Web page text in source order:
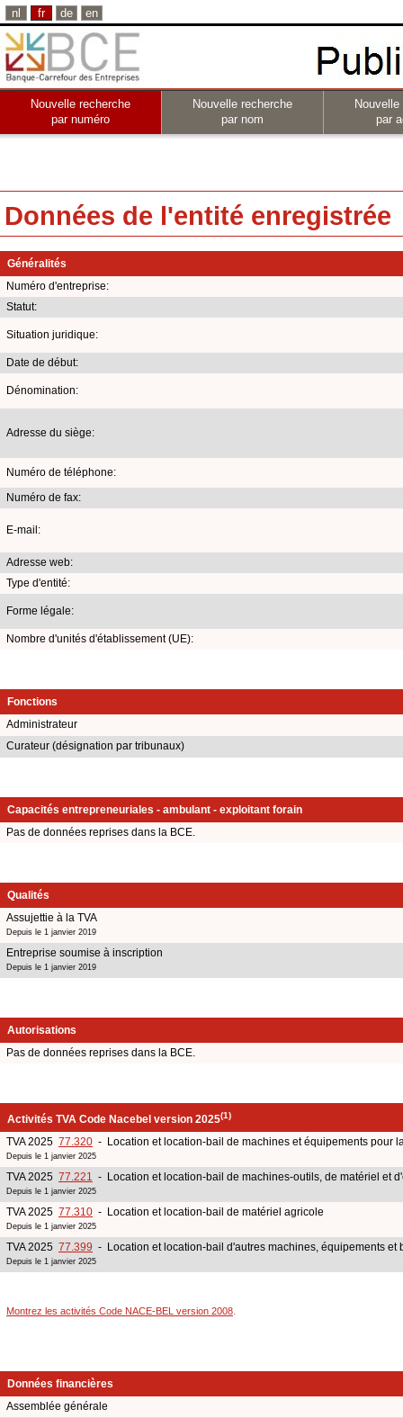
nl fr de en
Nouvelle recherche
par numéro
Nouvelle recherche
par nom
par
Données de l'entité enregistrée
Généralités
Numéro d'entreprise:
Statut:
Situation juridique:
Date de début:
Dénomination:
Adresse du siège:
Numéro de téléphone:
Numéro de fax:
E-mail:
Adresse web:
Type d'entité:
Forme légale:
Nombre d'unités d'établissement (UE):
Fonctions
Administrateur
Curateur (désignation par tribunaux)
Capacités entrepreneuriales - ambulant - exploitant forain
Pas de données reprises dans la BCE.
Qualités
Assujettie à la TVA
Depuis le 1 janvier 2019
Entreprise soumise à inscription
Depuis le 1 janvier 2019
Autorisations
Pas de données reprises dans la BCE.
Activités TVA Code Nacebel version 2025(1)
TVA 2025 77.320 - Location et location-bail de machines et équipements pour
Depuis le 1 janvier 2025
TVA 2025 77.221 - Location et location-bail de machines-outils, de matériel et
Depuis le 1 janvier 2025
TVA 2025 77.310 - Location et location-bail de matériel agricole
Depuis le 1 janvier 2025
TVA 2025 77.399 - Location et location-bail d'autres machines, équipements et
Depuis le 1 janvier 2025
Montrez les activités Code NACE-BEL version 2008
Données financières
Assemblée générale